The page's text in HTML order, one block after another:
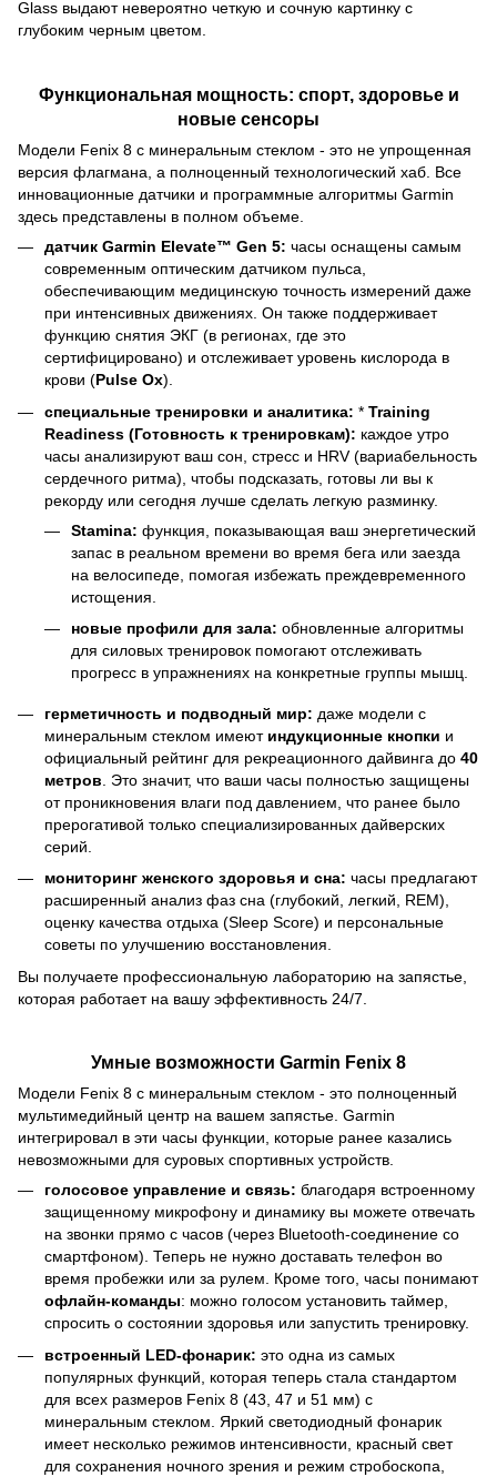
Glass выдают невероятно четкую и сочную картинку с
глубоким черным цветом.
Функциональная мощность: спорт, здоровье и
новые сенсоры
Модели Fenix 8 с минеральным стеклом - это не упрощенная
версия флагмана, а полноценный технологический хаб. Все
инновационные датчики и программные алгоритмы Garmin
здесь представлены в полном объеме.
датчик Garmin Elevate™ Gen 5: часы оснащены самым
современным оптическим датчиком пульса,
обеспечивающим медицинскую точность измерений даже
при интенсивных движениях. Он также поддерживает
функцию снятия ЭКГ (в регионах, где это
сертифицировано) и отслеживает уровень кислорода в
крови (Pulse Ox).
специальные тренировки и аналитика: * Training
Readiness (Готовность к тренировкам): каждое утро
часы анализируют ваш сон, стресс и HRV (вариабельность
сердечного ритма), чтобы подсказать, готовы ли вы к
рекорду или сегодня лучше сделать легкую разминку.
Stamina: функция, показывающая ваш энергетический
запас в реальном времени во время бега или заезда
на велосипеде, помогая избежать преждевременного
истощения.
новые профили для зала: обновленные алгоритмы
для силовых тренировок помогают отслеживать
прогресс в упражнениях на конкретные группы мышц.
герметичность и подводный мир: даже модели с
минеральным стеклом имеют индукционные кнопки и
официальный рейтинг для рекреационного дайвинга до 40
метров . Это значит, что ваши часы полностью защищены
от проникновения влаги под давлением, что ранее было
прерогативой только специализированных дайверских
серий.
мониторинг женского здоровья и сна: часы предлагают
расширенный анализ фаз сна (глубокий, легкий, REM),
оценку качества отдыха (Sleep Score) и персональные
советы по улучшению восстановления.
Вы получаете профессиональную лабораторию на запястье,
которая работает на вашу эффективность 24/7.
Умные возможности Garmin Fenix 8
Модели Fenix 8 с минеральным стеклом - это полноценный
мультимедийный центр на вашем запястье. Garmin
интегрировал в эти часы функции, которые ранее казались
невозможными для суровых спортивных устройств.
голосовое управление и связь: благодаря встроенному
защищенному микрофону и динамику вы можете отвечать
на звонки прямо с часов (через Bluetooth-соединение со
смартфоном). Теперь не нужно доставать телефон во
время пробежки или за рулем. Кроме того, часы понимают
офлайн-команды: можно голосом установить таймер,
спросить о состоянии здоровья или запустить тренировку.
встроенный LED-фонарик: это одна из самых
популярных функций, которая теперь стала стандартом
для всех размеров Fenix 8 (43, 47 и 51 мм) с
минеральным стеклом. Яркий светодиодный фонарик
имеет несколько режимов интенсивности, красный свет
для сохранения ночного зрения и режим стробоскопа,